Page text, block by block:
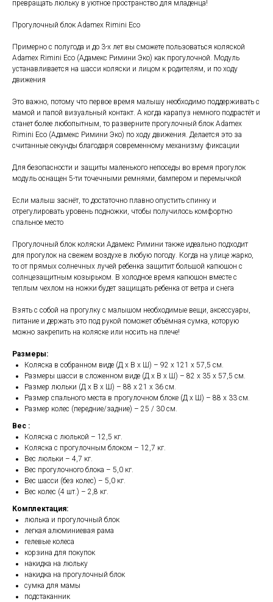
превращать люльку в уютное пространство для младенца!
Прогулочный блок Adamex Rimini Eco
Примерно с полугода и до 3-х лет вы сможете пользоваться коляской
Adamex Rimini Eco (Адамекс Римини Эко) как прогулочной. Модуль
устанавливается на шасси коляски и лицом к родителям, и по ходу
движения
Это важно, потому что первое время малышу необходимо поддерживать с
мамой и папой визуальный контакт. А когда карапуз немного подрастёт и
станет более любопытным, то разверните прогулочный блок Adamex
Rimini Eco (Адамекс Римини Эко) по ходу движения. Делается это за
считанные секунды благодаря современному механизму фиксации
Для безопасности и защиты маленького непоседы во время прогулок
модуль оснащен 5-ти точечными ремнями, бампером и перемычкой
Если малыш заснёт, то достаточно плавно опустить спинку и
отрегулировать уровень подножки, чтобы получилось комфортно
спальное место
Прогулочный блок коляски Адамекс Римини также идеально подходит
для прогулок на свежем воздухе в любую погоду. Когда на улице жарко,
то от прямых солнечных лучей ребенка защитит большой капюшон с
солнцезащитным козырьком. В холодное время капюшон вместе с
теплым чехлом на ножки будет защищать ребенка от ветра и снега
Взять с собой на прогулку с малышом необходимые вещи, аксессуары,
питание и держать это под рукой поможет объёмная сумка, которую
можно закрепить на коляске или носить на плече!
Размеры:
Коляска в собранном виде (Д х В х Ш) – 92 х 121 х 57,5 см.
Размеры шасси в сложенном виде (Д х В х Ш) – 82 х 35 х 57,5 см.
Размер люльки (Д х В х Ш) – 88 х 21 х 36 см.
Размер спального места в прогулочном блоке (Д х Ш) – 88 х 33 см.
Размер колес (передние/задние) – 25 / 30 см.
Вес :
Коляска с люлькой – 12,5 кг.
Коляска с прогулочным блоком – 12,7 кг.
Вес люльки – 4,7 кг.
Вес прогулочного блока – 5,0 кг.
Вес шасси (без колес) – 5,0 кг.
Вес колес (4 шт.) – 2,8 кг.
Комплектация:
люлька и прогулочный блок
легкая алюминиевая рама
гелевые колеса
корзина для покупок
накидка на люльку
накидка на прогулочный блок
сумка для мамы
подстаканник